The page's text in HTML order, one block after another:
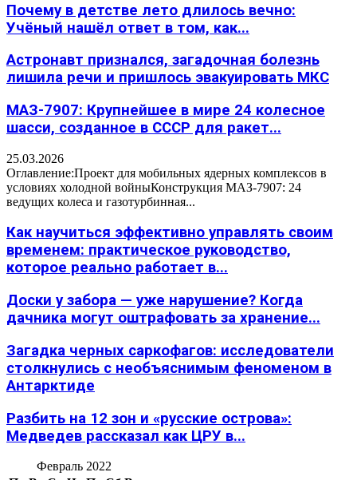
Почему в детстве лето длилось вечно:
Учёный нашёл ответ в том, как...
Астронавт признался, загадочная болезнь
лишила речи и пришлось эвакуировать МКС
МАЗ-7907: Крупнейшее в мире 24 колесное
шасси, созданное в СССР для ракет...
25.03.2026
Оглавление:Проект для мобильных ядерных комплексов в
условиях холодной войныКонструкция МАЗ-7907: 24
ведущих колеса и газотурбинная...
Как научиться эффективно управлять своим
временем: практическое руководство,
которое реально работает в...
Доски у забора — уже нарушение? Когда
дачника могут оштрафовать за хранение...
Загадка черных саркофагов: исследователи
столкнулись с необъяснимым феноменом в
Антарктиде
Разбить на 12 зон и «русские острова»:
Медведев рассказал как ЦРУ в...
Февраль 2022